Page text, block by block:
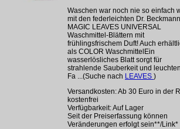
Waschen war noch nie so einfach
mit den federleichten Dr. Beckmann
MAGIC LEAVES UNIVERSAL
Waschmittel-Blättern mit
frühlingsfrischem Duft! Auch
als COLOR WaschmittelEin
wasserlösliches Blatt sorgt für
strahlende Sauberkeit und
Fa ...(Suche nach LEAVES )
Versandkosten: Ab 30 Euro in der
kostenfrei
Verfügbarkeit: Auf Lager
Seit der Preiserfassung können
Veränderungen erfolgt sein**/Link*